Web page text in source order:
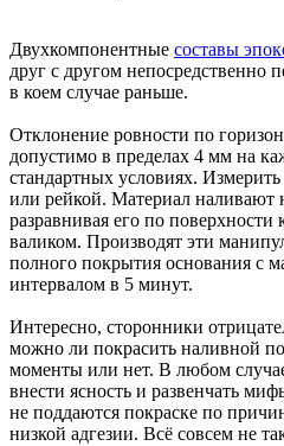
Двухкомпонентные составы
друг с другом непосредственно
в коем случае раньше.
Отклонение ровности по
допустимо в пределах 4 мм на
стандартных условиях.
или рейкой. Материал наливают
разравнивая его по
валиком. Производят эти
полного покрытия основания с
интервалом в 5 минут.
Интересно, сторонники
можно ли покрасить наливной
моменты или нет. В любом
внести ясность и развенчать
не поддаются покраске по
низкой адгезии. Всё совсем не